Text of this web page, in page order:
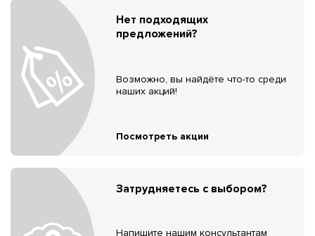
Нет подходящих
предложений?
Возможно, вы найдёте что-то среди
наших акций!
Посмотреть акции
Затрудняетесь с выбором?
Напишите нашим консультантам